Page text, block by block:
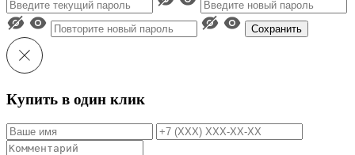
Сохранить
Купить в один клик